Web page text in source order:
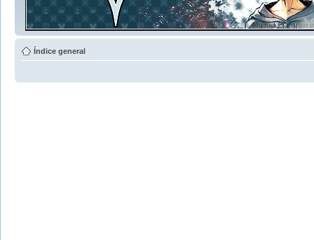
Índice general